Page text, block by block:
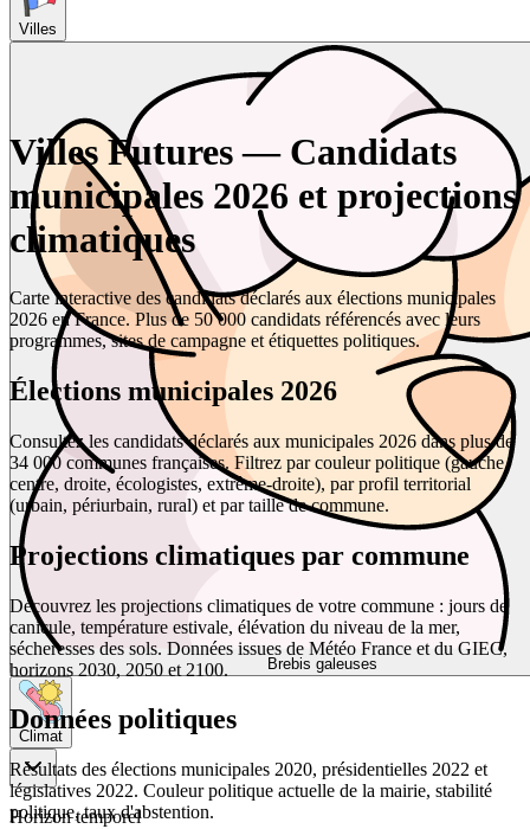
Villes
Brebis galeuses
Climat
Horizon temporel
Villes Futures — Candidats
municipales 2026 et projections
climatiques
Carte interactive des candidats déclarés aux élections municipales
2026 en France. Plus de 50 000 candidats référencés avec leurs
programmes, sites de campagne et étiquettes politiques.
Élections municipales 2026
Consultez les candidats déclarés aux municipales 2026 dans plus de
34 000 communes françaises. Filtrez par couleur politique (gauche,
centre, droite, écologistes, extrême-droite), par profil territorial
(urbain, périurbain, rural) et par taille de commune.
Projections climatiques par commune
Découvrez les projections climatiques de votre commune : jours de
canicule, température estivale, élévation du niveau de la mer,
sécheresses des sols. Données issues de Météo France et du GIEC,
horizons 2030, 2050 et 2100.
Données politiques
Résultats des élections municipales 2020, présidentielles 2022 et
législatives 2022. Couleur politique actuelle de la mairie, stabilité
politique, taux d'abstention.